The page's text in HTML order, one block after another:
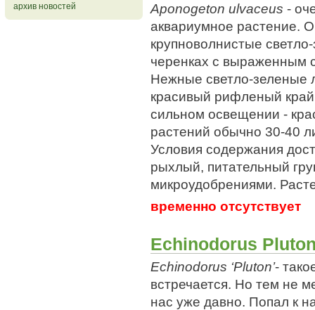
архив новостей Aponogeton ulvaceus -
аквариумное растение.
крупноволнистые
черенках с выраженным
Нежные светло-зеленые
красивый рифленый
сильном освещении -
растений обычно 30-40
Условия содержания
рыхлый, питательный
микроудобрениями.
временно отсутствует
Echinodorus
Echinodorus ‘Pluton’-
встречается. Но тем не
нас уже давно. Попал к